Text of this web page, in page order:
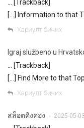
… [Trackback]
[…] Information to that
Хариулт бичих
Igraj službeno u
… [Trackback]
[…] Find More to that
Хариулт бичих
สล็อตคิงคอง • 2025-05-